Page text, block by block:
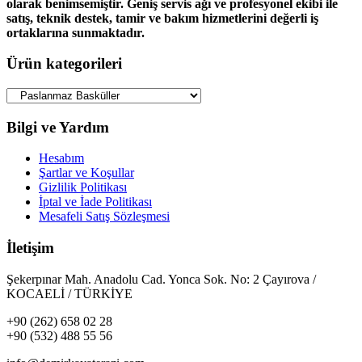
olarak benimsemiştir. Geniş servis ağı ve profesyonel ekibi ile
satış, teknik destek, tamir ve bakım hizmetlerini değerli iş
ortaklarına sunmaktadır.
Ürün kategorileri
Bilgi ve Yardım
Hesabım
Şartlar ve Koşullar
Gizlilik Politikası
İptal ve İade Politikası
Mesafeli Satış Sözleşmesi
İletişim
Şekerpınar Mah. Anadolu Cad. Yonca Sok. No: 2 Çayırova /
KOCAELİ / TÜRKİYE
+90 (262) 658 02 28
+90 (532) 488 55 56